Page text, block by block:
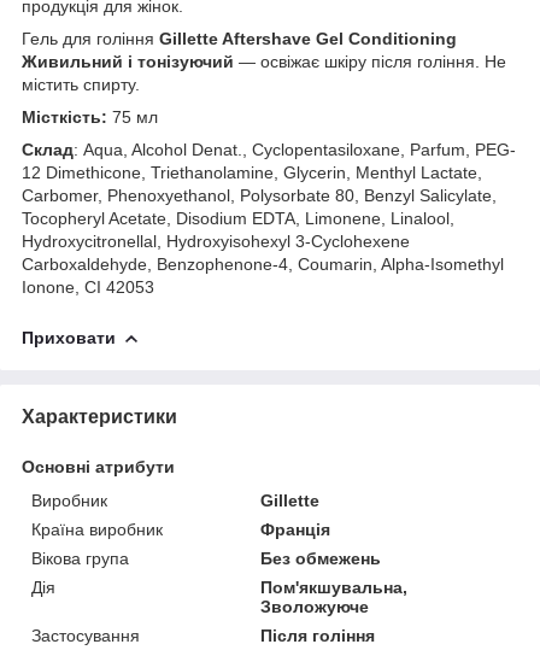
продукція для жінок.
Гель для гоління Gillette Aftershave Gel Conditioning
Живильний і тонізуючий — освіжає шкіру після гоління. Не
містить спирту.
Місткість: 75 мл
Склад: Aqua, Alcohol Denat., Cyclopentasiloxane, Parfum, PEG-
12 Dimethicone, Triethanolamine, Glycerin, Menthyl Lactate,
Carbomer, Phenoxyethanol, Polysorbate 80, Benzyl Salicylate,
Tocopheryl Acetate, Disodium EDTA, Limonene, Linalool,
Hydroxycitronellal, Hydroxyisohexyl 3-Cyclohexene
Carboxaldehyde, Benzophenone-4, Coumarin, Alpha-Isomethyl
Ionone, CI 42053
Приховати
Характеристики
Основні атрибути
Виробник
Gillette
Країна виробник
Франція
Вікова група
Без обмежень
Дія
Пом'якшувальна,
Зволожуюче
Застосування
Після гоління